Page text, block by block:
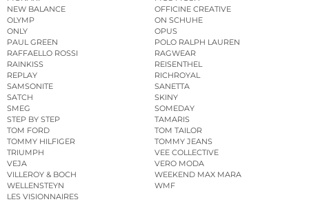
NEW BALANCE
OFFICINE CREATIVE
OLYMP
ON SCHUHE
ONLY
OPUS
PAUL GREEN
POLO RALPH LAUREN
RAFFAELLO ROSSI
RAGWEAR
RAINKISS
REISENTHEL
REPLAY
RICHROYAL
SAMSONITE
SANETTA
SATCH
SKINY
SMEG
SOMEDAY
STEP BY STEP
TAMARIS
TOM FORD
TOM TAILOR
TOMMY HILFIGER
TOMMY JEANS
TRIUMPH
VEE COLLECTIVE
VEJA
VERO MODA
VILLEROY & BOCH
WEEKEND MAX MARA
WELLENSTEYN
WMF
LES VISIONNAIRES